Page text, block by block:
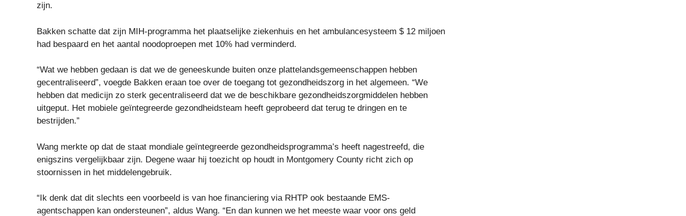
zijn.
Bakken schatte dat zijn MIH-programma het plaatselijke ziekenhuis en het ambulancesysteem $ 12 miljoen
had bespaard en het aantal noodoproepen met 10% had verminderd.
“Wat we hebben gedaan is dat we de geneeskunde buiten onze plattelandsgemeenschappen hebben
gecentraliseerd”, voegde Bakken eraan toe over de toegang tot gezondheidszorg in het algemeen. “We
hebben dat medicijn zo sterk gecentraliseerd dat we de beschikbare gezondheidszorgmiddelen hebben
uitgeput. Het mobiele geïntegreerde gezondheidsteam heeft geprobeerd dat terug te dringen en te
bestrijden.”
Wang merkte op dat de staat mondiale geïntegreerde gezondheidsprogramma’s heeft nagestreefd, die
enigszins vergelijkbaar zijn. Degene waar hij toezicht op houdt in Montgomery County richt zich op
stoornissen in het middelengebruik.
“Ik denk dat dit slechts een voorbeeld is van hoe financiering via RHTP ook bestaande EMS-
agentschappen kan ondersteunen”, aldus Wang. “En dan kunnen we het meeste waar voor ons geld